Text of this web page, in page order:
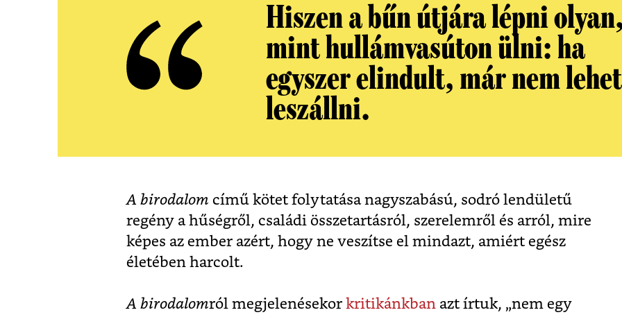
Hiszen a bűn útjára lépni
mint hullámvasúton ülni: ha
egyszer elindult, már nem lehet
leszállni.
A birodalom című kötet folytatása nagyszabású, sodró lendületű
regény a hűségről, családi összetartásról, szerelemről és arról, mire
képes az ember azért, hogy ne veszítse el mindazt, amiért egész
életében harcolt.
A birodalomról megjelenésekor kritikánkban azt írtuk, „nem egy